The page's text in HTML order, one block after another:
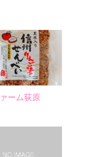
ーム荻原